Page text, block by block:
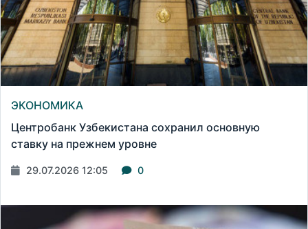
ЭКОНОМИКА
Центробанк Узбекистана сохранил основную
ставку на прежнем уровне
29.07.2026 12:05 0